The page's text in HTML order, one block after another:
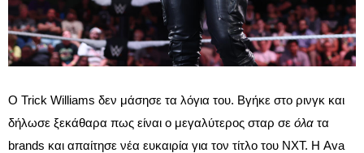
Ο Trick Williams δεν μάσησε τα λόγια του. Βγήκε στο ρινγκ και
δήλωσε ξεκάθαρα πως είναι ο μεγαλύτερος σταρ σε όλα τα
brands και απαίτησε νέα ευκαιρία για τον τίτλο του NXT. Η Ava